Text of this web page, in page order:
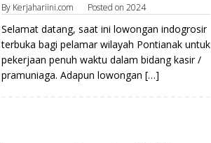
By Kerjahariini.com Posted on 2024
Selamat datang, saat ini lowongan indogrosir
terbuka bagi pelamar wilayah Pontianak untuk
pekerjaan penuh waktu dalam bidang kasir /
pramuniaga. Adapun lowongan […]